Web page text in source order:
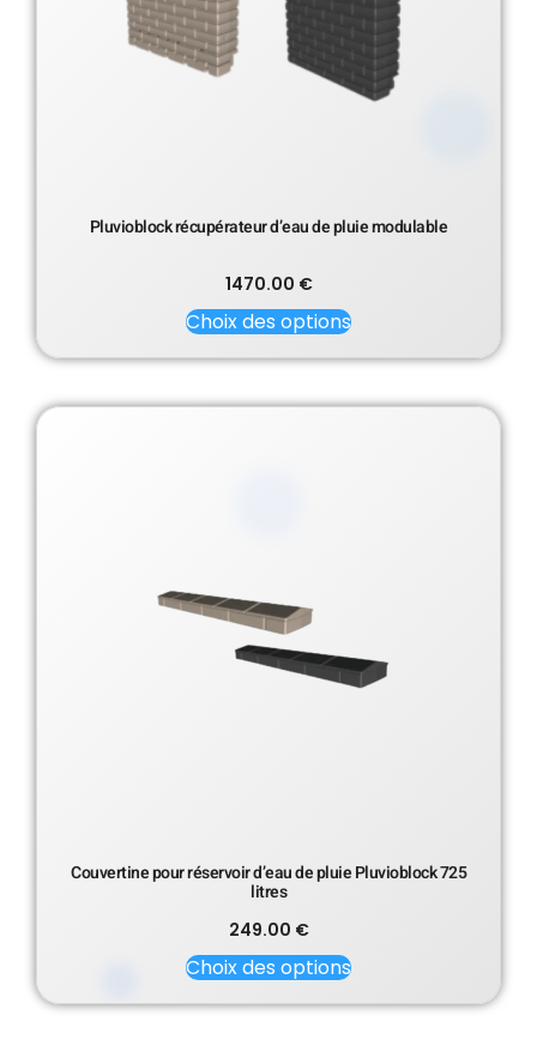
Pluvioblock récupérateur d’eau de pluie modulable
1470.00 €
Choix des options
Couvertine pour réservoir d’eau de pluie Pluvioblock 725
litres
249.00 €
Choix des options